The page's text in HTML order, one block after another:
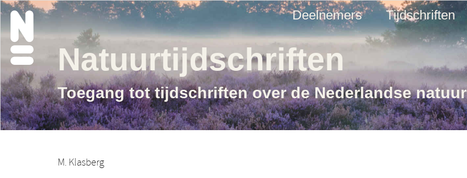
Deelnemers Tijdschriften
Natuurtijdschriften
Toegang tot tijdschriften over de Nederlandse natuur
M. Klasberg